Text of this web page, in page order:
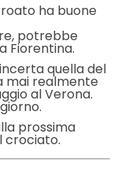
ha buone
potrebbe
Fiorentina.
quella del
mai realmente
al Verona.
prossima
crociato.